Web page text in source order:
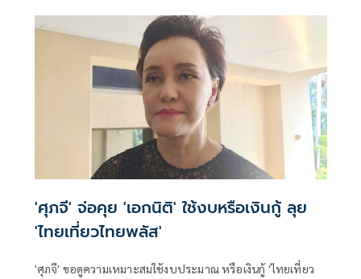
ที่เกิดเหตุ
'ศุภจี' จ่อคุย 'เอกนิติ' ใช้งบหรือเงินกู้ ลุย
'ไทยเที่ยวไทยพลัส'
'ศุภจี' ขอดูความเหมาะสมใช้งบประมาณ หรือเงินกู้ 'ไทยเที่ยว